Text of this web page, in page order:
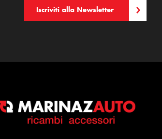
Iscriviti alla Newsletter